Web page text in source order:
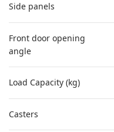
Side panels
Front door opening
angle
Load Capacity (kg)
Casters